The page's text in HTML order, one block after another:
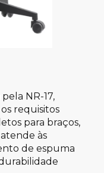
NR-17,
requisitos
para braços,
às
de espuma